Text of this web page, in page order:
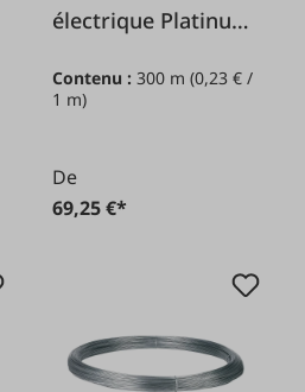
électrique Platinum
3mm/300m
Contenu :300 m(0,23 € /
1 m)
De
69,25 €*